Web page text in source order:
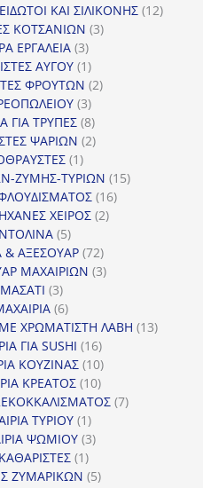
προϊόντα
ΚΑΙ ΣΙΛΙΚΟΝΗΣ 1212
ΚΟΤΣΑΝΙΩΝ 33
ΕΡΓΑΛΕΙΑ 33
προϊόντα
ΑΥΓΟΥ 11
προϊόν
ΦΡΟΥΤΩΝ 22
33
προϊόντα
ΓΙΑ ΤΡΥΠΕΣ 88
προϊόντα
ΨΑΡΙΩΝ 22
11
προϊόν
ΖΥΜΗΣ-ΤΥΡΙΩΝ 1515
1616
ΧΕΙΡΟΣ 22
55
προϊόντα
& ΑΞΕΣΟΥΑΡ 7272
προϊόντα
ΜΑΧΑΙΡΙΩΝ 33
ΜΑΣΑΤΙ 33
προϊόντα
66
προϊόντα
ΜΕ ΧΡΩΜΑΤΙΣΤΗ ΛΑΒΗ 1313
ΓΙΑ SUSHI 1616
προϊόντα
ΚΟΥΖΙΝΑΣ 1010
προϊόντα
ΚΡΕΑΤΟΣ 1010
προϊόντα
77
ΤΥΡΙΟΥ 11
προϊόν
ΨΩΜΙΟΥ 33
11
προϊόν
ΖΥΜΑΡΙΚΩΝ 55